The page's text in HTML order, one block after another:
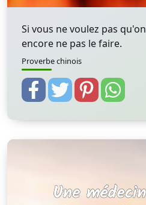
Si vous ne voulez pas
encore ne pas le faire.
Proverbe chinois